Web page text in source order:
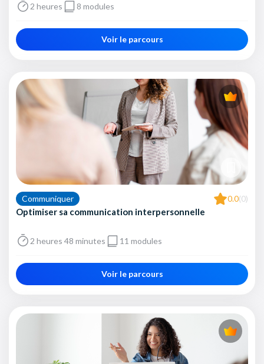
2 heures 8 modules
Voir le parcours
Communiquer 0.0(0)
Optimiser sa communication interpersonnelle
2 heures 48 minutes 11 modules
Voir le parcours